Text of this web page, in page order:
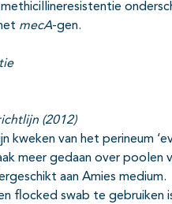
mecA-gen.
(2012)
kweken van het perineum
meer gedaan over poolen
aan Amies medium.
flocked swab te gebruiken